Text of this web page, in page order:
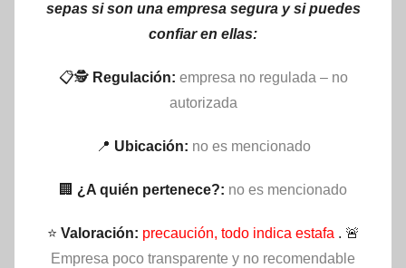
sepas si son una empresa segura y si puedes
confiar en ellas:
📋🕵 Regulación: empresa no regulada – no
autorizada
📍 Ubicación: no es mencionado
🏢 ¿A quién pertenece?: no es mencionado
⭐ Valoración: precaución, todo indica estafa . 🚨
Empresa poco transparente y no recomendable